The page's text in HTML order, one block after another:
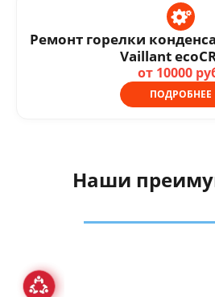
Ремонт горелки
Vaillant
от 10000
ПОДРОБНЕЕ
Наши